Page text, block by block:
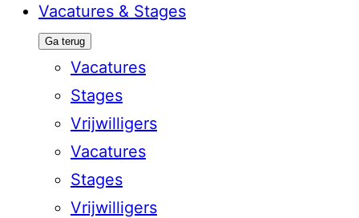
Vacatures & Stages
Ga terug
Vacatures
Stages
Vrijwilligers
Vacatures
Stages
Vrijwilligers